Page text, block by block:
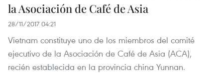
la Asociación de Café de Asia
28/11/2017 04:21
Vietnam constituye uno de los miembros del comité
ejecutivo de la Asociación de Café de Asia (ACA),
recién establecida en la provincia china Yunnan.